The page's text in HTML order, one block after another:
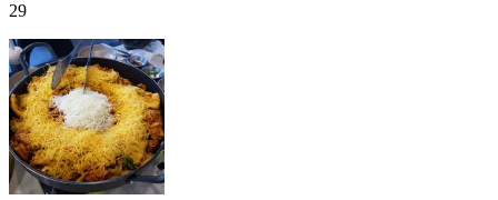
29